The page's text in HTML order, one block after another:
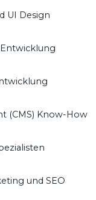
UI Design
(CMS) Know-How
und SEO